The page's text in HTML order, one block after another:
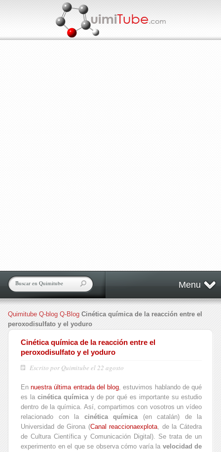
Menu
Quimitube Q-blog Q-Blog Cinética química de la reacción entre el
peroxodisulfato y el yoduro
Cinética química de la reacción entre el
peroxodisulfato y el yoduro
Escrito por Quimitube el 22 agosto
Ennuestra última entrada del blog, estuvimos hablando de qué
es la cinética químicay de por qué es importante su estudio
dentro de la química. Así, compartimos con vosotros un vídeo
relacionado con la cinética química(en catalán) de la
Universidad de Girona (Canal reaccionaexplota, de la Cátedra
de Cultura Científica y Comunicación Digital). Se trata de un
experimento en el que se observa cómo varía la velocidad de